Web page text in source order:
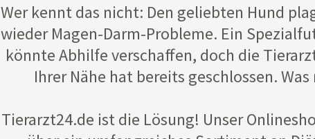
Wer kennt das nicht: Den geliebten Hund
wieder Magen-Darm-Probleme. Ein
könnte Abhilfe verschaffen, doch die
Ihrer Nähe hat bereits geschlossen. Was
Tierarzt24.de ist die Lösung! Unser